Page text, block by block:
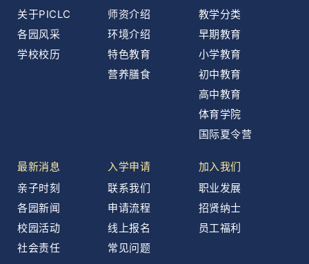
关于PICLC
各园风采
学校校历
师资介绍
环境介绍
特色教育
营养膳食
教学分类
早期教育
小学教育
初中教育
高中教育
体育学院
国际夏令营
最新消息
亲子时刻
各园新闻
校园活动
社会责任
入学申请
联系我们
申请流程
线上报名
常见问题
加入我们
职业发展
招贤纳士
员工福利